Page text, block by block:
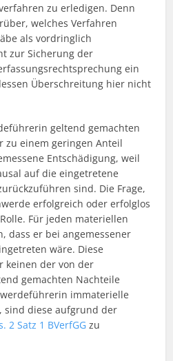
zu erledigen. Denn
welches Verfahren
als vordringlich
zur Sicherung der
ein
Überschreitung hier nicht
geltend gemachten
zu einem geringen Anteil
Entschädigung, weil
auf die eingetretene
sind. Die Frage,
erfolgreich oder erfolglos
Für jeden materiellen
dass er bei angemessener
wäre. Diese
keinen der von der
gemachten Nachteile
immaterielle
sind diese aufgrund der
2 Satz 1 BVerfGG zu